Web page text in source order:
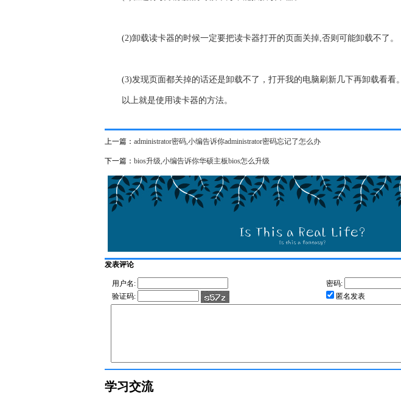
(2)卸载读卡器的时候一定要把读卡器打开的页面关掉,否则可能卸载不了。
(3)发现页面都关掉的话还是卸载不了，打开我的电脑刷新几下再卸载看看。
以上就是使用读卡器的方法。
上一篇： administrator密码,小编告诉你administrator密码忘记了怎么办
下一篇： bios升级,小编告诉你华硕主板bios怎么升级
发表评论
用户名:
密码:
验证码:
匿名发表
学习交流